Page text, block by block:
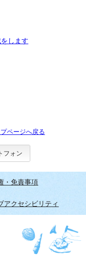
します
プページへ戻る
フォン
・免責事項
アクセシビリティ